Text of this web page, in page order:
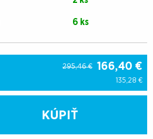
6 ks
166,40 €
295,46 €
135,28 €
KÚPIŤ